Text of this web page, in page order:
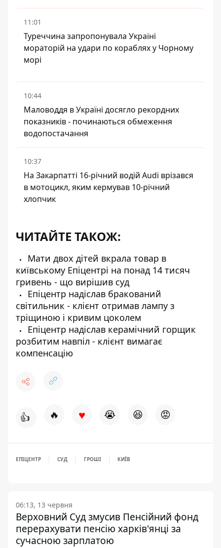
11:01
Туреччина запропонувала Україні
мораторій на удари по кораблях у Чорному
морі
10:44
Маловоддя в Україні досягло рекордних
показників - починаються обмеження
водопостачання
10:37
На Закарпатті 16-річний водій Audi врізався
в мотоцикл, яким кермував 10-річний
хлопчик
ЧИТАЙТЕ ТАКОЖ:
Мати двох дітей вкрала товар в
київському Епіцентрі на понад 14 тисяч
гривень - що вирішив суд
Епіцентр надіслав бракований
світильник - клієнт отримав лампу з
тріщиною і кривим цоколем
Епіцентр надіслав керамічний горщик
розбитим навпіл - клієнт вимагає
компенсацію
👍 🔥 ♥ 😭 😆 😡
ЕПІЦЕНТР СУД ГРОШІ КИЇВ
06:13, 13 червня
Верховний Суд змусив Пенсійний фонд
перерахувати пенсію харків'янці за
сучасною зарплатою